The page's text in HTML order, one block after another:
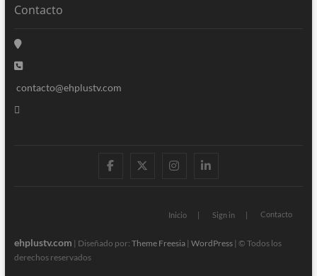
Contacto
contacto@ehplustv.com
facebooktwitterinstagram
linkedin
Inicio Sign in Contacto
ehplustv.com | Diseñado por: Theme Freesia| WordPress| © Todos los
derechos reservados